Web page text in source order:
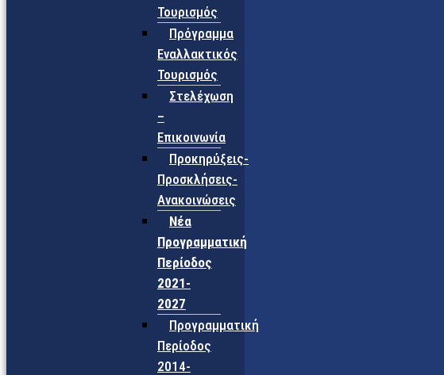
Τουρισμός
Πρόγραμμα
Εναλλακτικός
Τουρισμός
Στελέχωση
–
Επικοινωνία
Προκηρύξεις-
Προσκλήσεις-
Ανακοινώσεις
Νέα
Προγραμματική
Περίοδος
2021-
2027
Προγραμματική
Περίοδος
2014-